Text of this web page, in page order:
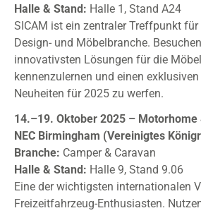
Halle & Stand: Halle 1, Stand A24
SICAM ist ein zentraler Treffpunkt
Design- und Möbelbranche.
innovativsten Lösungen für die
kennenzulernen und einen
Neuheiten für 2025 zu werfen.
14.–19. Oktober 2025 – Motorhome
NEC Birmingham (Vereinigtes
Branche: Camper & Caravan
Halle & Stand: Halle 9, Stand 9.06
Eine der wichtigsten internationalen
Freizeitfahrzeug-Enthusiasten.